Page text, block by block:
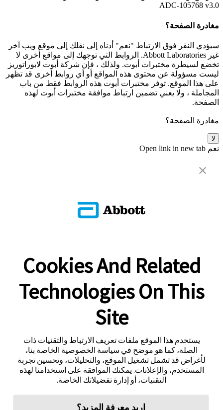
ADC-105768 v3.0
مغادرة الصفحة؟
سيؤدي النقر فوق الارتباط "نعم" أدناه إلى نقلك إلى موقع ويب آخر
غير Abbott Laboratories. الروابط التي توجهك إلى مواقع أخرى لا
تخضع لسيطرة مختبرات أبوت. ولذلك ، فإن شركة أبوت لابوراتوريز
ليست مسؤولة عن محتوى هذه المواقع أو أي روابط أخرى قد تظهر
على هذا الموقع. توفر مختبرات أبوت هذه الروابط فقط من باب
المجاملة ، ولا يعني تضمين ارتباط موافقة مختبرات أبوت لهذه
الصفحة.
مغادرة الصفحة؟
لا
نعم Open link in new tab
Cookies And Related
Technologies On This
Site
يستخدم هذا الموقع ملفات تعريف الارتباط والتقنيات ذات
الصلة، كما هو موضح في سياسة الخصوصية الخاصة بنا،
لأغراض قد تشمل تشغيل الموقع، والتحليلات، وتحسين تجربة
المستخدم، والإعلانات. يمكنك الموافقة على استخدامنا لهذه
التقنيات، أو إدارة تفضيلاتك الخاصة.
اريد معرفة المزيد؟